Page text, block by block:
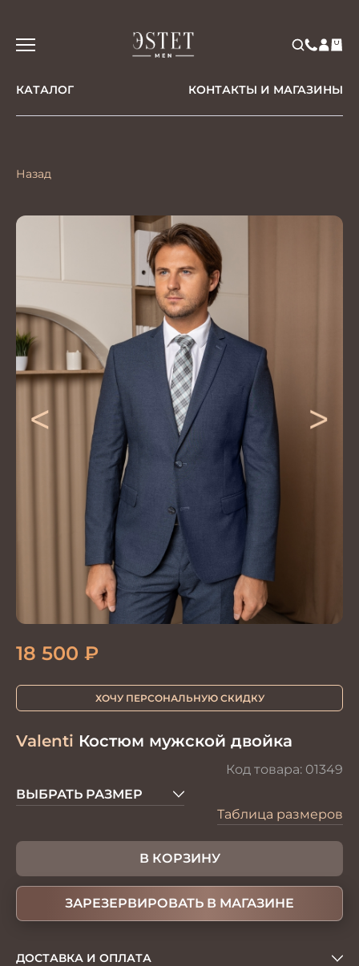
КАТАЛОГ КОНТАКТЫ И МАГАЗИНЫ
Назад
< >
Valenti Костюм мужской двойка
Код товара: 01349
18 500 ₽
ХОЧУ ПЕРСОНАЛЬНУЮ СКИДКУ
ВЫБРАТЬ РАЗМЕР
Таблица размеров
В КОРЗИНУ
ЗАРЕЗЕРВИРОВАТЬ В МАГАЗИНЕ
ДОСТАВКА И ОПЛАТА